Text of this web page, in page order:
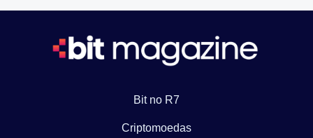
Bit no R7
Criptomoedas